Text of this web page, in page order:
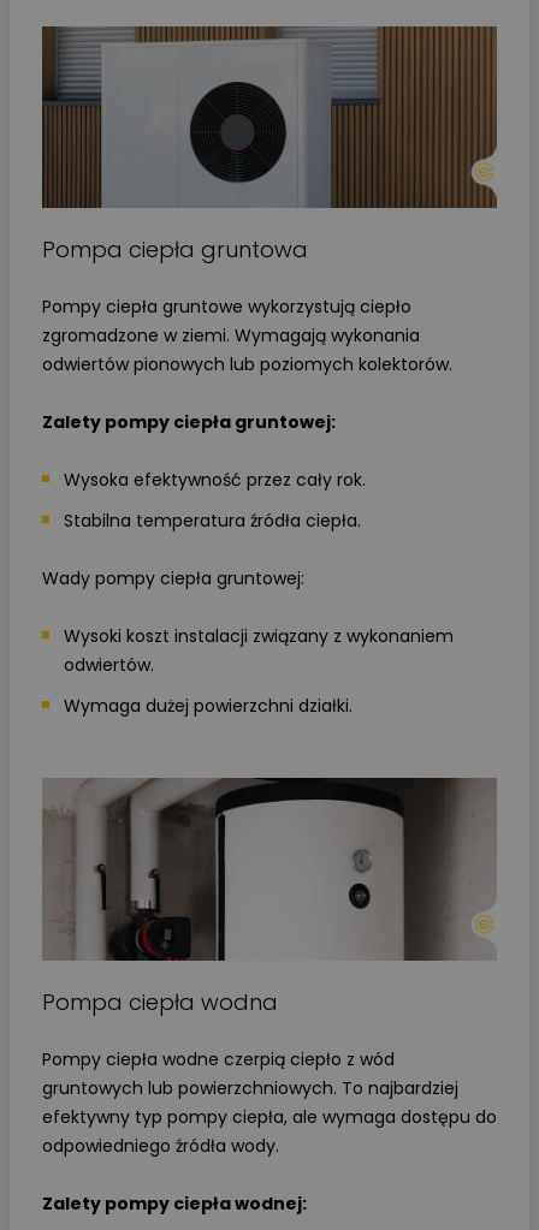
Pompa ciepła gruntowa
Pompy ciepła gruntowe wykorzystują ciepło
zgromadzone w ziemi. Wymagają wykonania
odwiertów pionowych lub poziomych kolektorów.
Zalety pompy ciepła gruntowej:
Wysoka efektywność przez cały rok.
Stabilna temperatura źródła ciepła.
Wady pompy ciepła gruntowej:
Wysoki koszt instalacji związany z wykonaniem
odwiertów.
Wymaga dużej powierzchni działki.
Pompa ciepła wodna
Pompy ciepła wodne czerpią ciepło z wód
gruntowych lub powierzchniowych. To najbardziej
efektywny typ pompy ciepła, ale wymaga dostępu do
odpowiedniego źródła wody.
Zalety pompy ciepła wodnej: